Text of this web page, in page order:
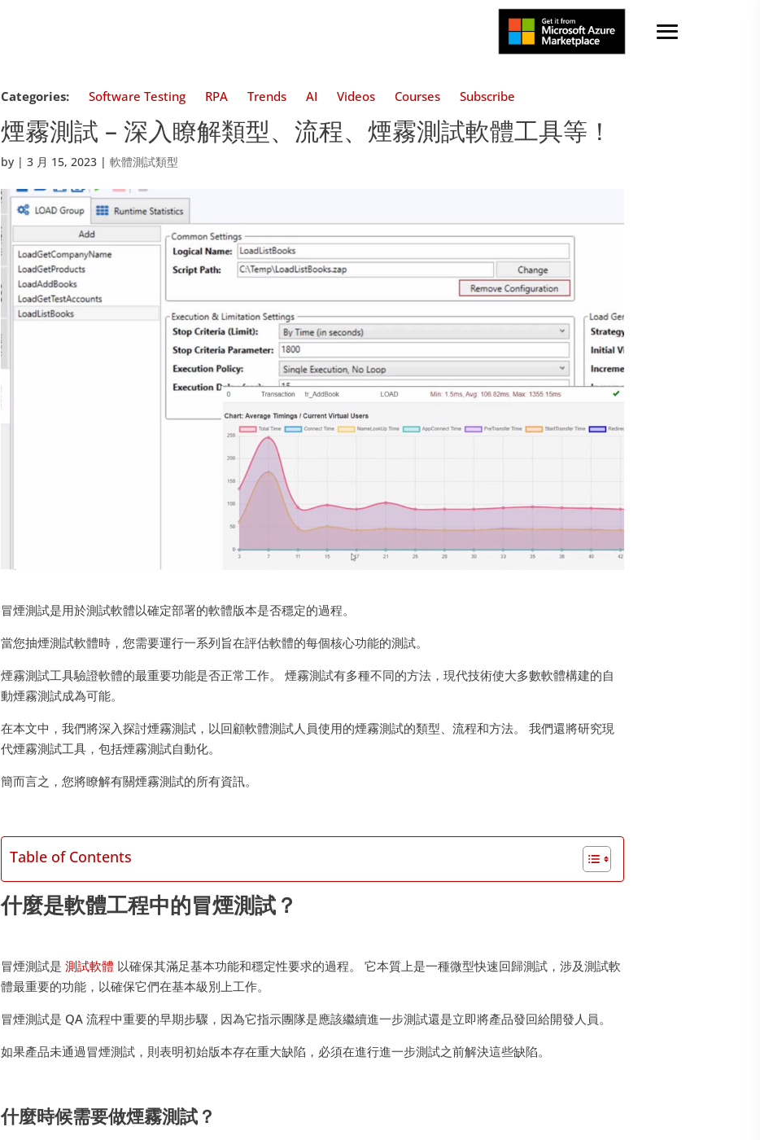
Categories: Software Testing RPA Trends AI Videos Courses Subscribe
煙霧測試 – 深入瞭解類型、流程、煙霧測試軟體工具等！
by |3 月 15, 2023 |軟體測試類型
冒煙測試是用於測試軟體以確定部署的軟體版本是否穩定的過程。
當您抽煙測試軟體時，您需要運行一系列旨在評估軟體的每個核心功能的測試。
煙霧測試工具驗證軟體的最重要功能是否正常工作。 煙霧測試有多種不同的方法，現代技術使大多數軟體構建的自
動煙霧測試成為可能。
在本文中，我們將深入探討煙霧測試，以回顧軟體測試人員使用的煙霧測試的類型、流程和方法。 我們還將研究現
代煙霧測試工具，包括煙霧測試自動化。
簡而言之，您將瞭解有關煙霧測試的所有資訊。
Table of Contents
什麼是軟體工程中的冒煙測試？
冒煙測試是測試軟體 以確保其滿足基本功能和穩定性要求的過程。 它本質上是一種微型快速回歸測試，涉及測試軟
體最重要的功能，以確保它們在基本級別上工作。
冒煙測試是 QA 流程中重要的早期步驟，因為它指示團隊是應該繼續進一步測試還是立即將產品發回給開發人員。
如果產品未通過冒煙測試，則表明初始版本存在重大缺陷，必須在進行進一步測試之前解決這些缺陷。
什麼時候需要做煙霧測試？